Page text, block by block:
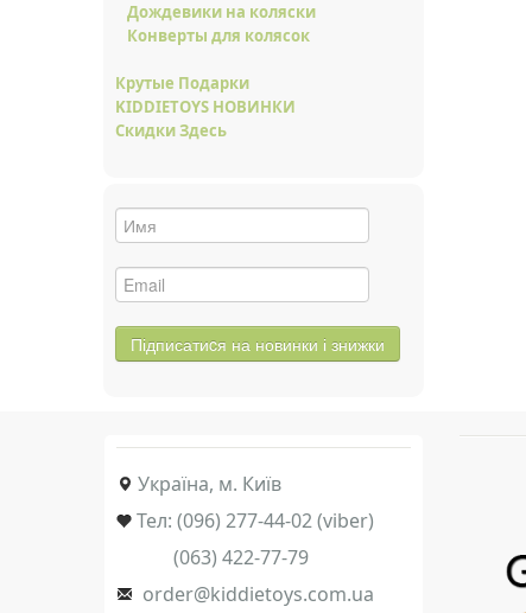
Дождевики на коляски
Конверты для колясок
Крутые Подарки
KIDDIETOYS НОВИНКИ
Скидки Здесь
Україна, м. Київ
Тел: (096) 277-44-02 (viber)
(063) 422-77-79
order@kiddietoys.com.ua